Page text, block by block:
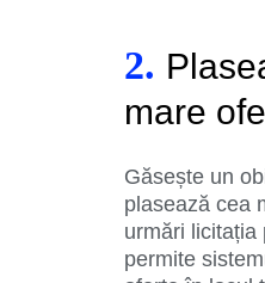
2.
mare
Găsește un
plasează cea
urmări licitația
permite